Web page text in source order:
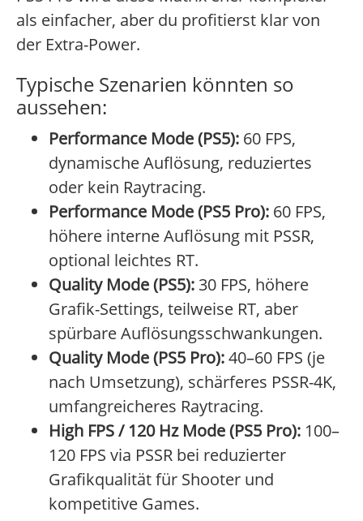
als einfacher, aber du profitierst klar von
der Extra-Power.
Typische Szenarien könnten so
aussehen:
Performance Mode (PS5): 60 FPS,
dynamische Auflösung, reduziertes
oder kein Raytracing.
Performance Mode (PS5 Pro): 60 FPS,
höhere interne Auflösung mit PSSR,
optional leichtes RT.
Quality Mode (PS5): 30 FPS, höhere
Grafik-Settings, teilweise RT, aber
spürbare Auflösungsschwankungen.
Quality Mode (PS5 Pro):40–60 FPS (je
nach Umsetzung), schärferes PSSR-4K,
umfangreicheres Raytracing.
High FPS / 120 Hz Mode (PS5 Pro): 100–
120 FPS via PSSR bei reduzierter
Grafikqualität für Shooter und
kompetitive Games.